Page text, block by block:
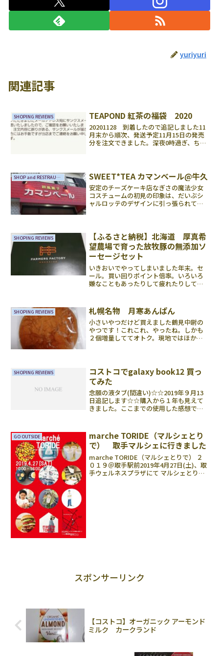
yuriyuri
関連記事
SHOPING REVIEWS TEAPOND 紅茶の福袋 2020
20201128 到着したので追記しました11
月末から順次、発送予定11月15日の発売
分を注文できました。深夜0時過ぎ、ちょ
ろに...
SHOP and RESTRAUNTS SWEET*TEA カマンベール@牛久
安定のチーズケーキ店なぎさの魔法少女
コスチュームの初見の印象は、だいぶシ
ャルロッテのデザインに引っ張られてい
としてのなぎさの設定を知...
SHOPING REVIEWS
【ふるさと納税】北海道 厚真希
望農場で育った放牧豚の無添加ソ
ーセージセット
いきおいでやってしまいました年末。セ
ール。買い回りポイント倍率。いろいろ
嫌なこともあったりして疲れたりして
ウインナー４本１００ｇ×２個、ハーブ
ソーセージ４本１００ｇ×１...
SHOPING REVIEWS 札幌名物 月寒あんぱん
小さいやつだけど買えました鶴見中尉の
やつです！これこれ、やったね。しかも
２個増量しててオトク。現地ではほかの
ブランドの別お菓子...
SHOPING REVIEWS
コストコでgalaxy book12 買っ
てみた
念願の液タブ(間違い)☆☆2019年９月13
日追記します☆☆購入から１年も見えて
きました。ここまでの使用した感想で
ていますが、コミックスタジオはちょっ
と怪しいときがある...
GO OUTSIDE
marche TORIDE（マルシェとり
で） 取手マルシェに行きました
marche TORIDE（マルシェとりで） ２
０１９＠取手駅前2019年4月27日(土)、取
手ウェルネスプラザにて マルシェとりで
スポンサーリンク
【コストコ】オーガニック アーモンド
ミルク カークランド